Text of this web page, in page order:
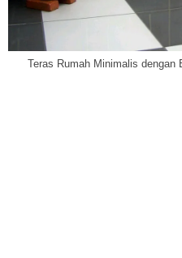
Teras Rumah Minimalis dengan